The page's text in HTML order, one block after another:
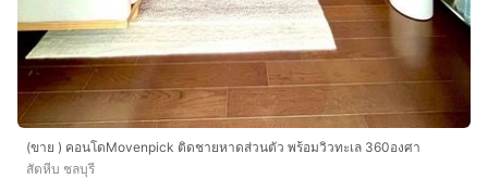
(ขาย ) คอนโดMovenpick ติดชายหาดส่วนตัว พร้อมวิวทะเล 360องศา
สัตหีบ ชลบุรี